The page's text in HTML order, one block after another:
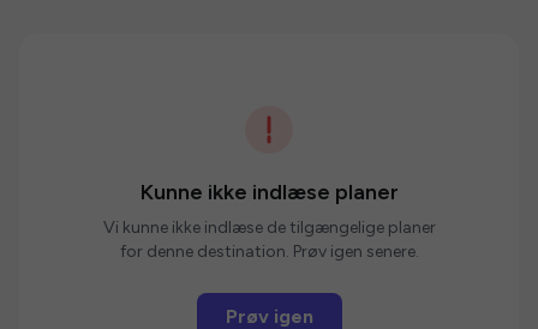
Kunne ikke indlæse planer
Vi kunne ikke indlæse de tilgængelige planer
for denne destination. Prøv igen senere.
Prøv igen